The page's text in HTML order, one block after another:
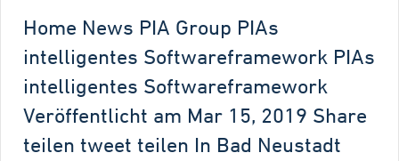
Home News PIA Group PIAs
intelligentes Softwareframework PIAs
intelligentes Softwareframework
Veröffentlicht am Mar 15, 2019 Share
teilen tweet teilen In Bad Neustadt